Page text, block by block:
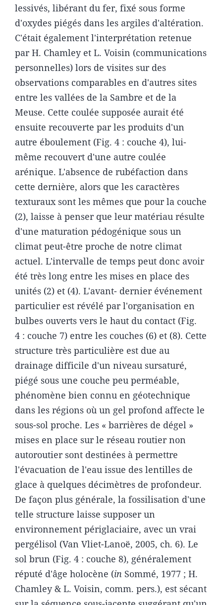
lessivés, libérant du fer, fixé sous forme
d'oxydes piégés dans les argiles d'altération.
C'était également l'interprétation retenue
par H. Chamley et L. Voisin (communications
personnelles) lors de visites sur des
observations comparables en d'autres sites
entre les vallées de la Sambre et de la
Meuse. Cette coulée supposée aurait été
ensuite recouverte par les produits d'un
autre éboulement (Fig. 4 : couche 4), lui-
même recouvert d'une autre coulée
arénique. L'absence de rubéfaction dans
cette dernière, alors que les caractères
texturaux sont les mêmes que pour la couche
(2), laisse à penser que leur matériau résulte
d'une maturation pédogénique sous un
climat peut-être proche de notre climat
actuel. L'intervalle de temps peut donc avoir
été très long entre les mises en place des
unités (2) et (4). L'avant- dernier événement
particulier est révélé par l'organisation en
bulbes ouverts vers le haut du contact (Fig.
4 : couche 7) entre les couches (6) et (8). Cette
structure très particulière est due au
drainage difficile d'un niveau sursaturé,
piégé sous une couche peu perméable,
phénomène bien connu en géotechnique
dans les régions où un gel profond affecte le
sous-sol proche. Les « barrières de dégel »
mises en place sur le réseau routier non
autoroutier sont destinées à permettre
l'évacuation de l'eau issue des lentilles de
glace à quelques décimètres de profondeur.
De façon plus générale, la fossilisation d'une
telle structure laisse supposer un
environnement périglaciaire, avec un vrai
pergélisol (Van Vliet-Lanoë, 2005, ch. 6). Le
sol brun (Fig. 4 : couche 8), généralement
réputé d'âge holocène (in Sommé, 1977 ; H.
Chamley & L. Voisin, comm. pers.), est sécant